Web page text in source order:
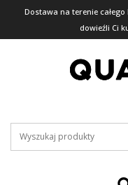
Dostawa na terenie całego
dowieźli Ci